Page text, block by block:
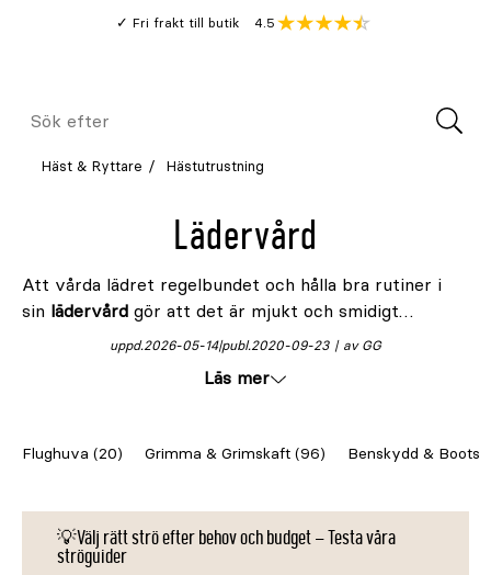
Fri frakt till butik
Genomsnitt
4.5
Meny
Sök
Häst & Ryttare Hästutrustning
Lädervård
Att vårda lädret regelbundet och hålla bra rutiner i
sin lädervård gör att det är mjukt och smidigt
samtidigt som det håller längre och behåller sin finish
i läder är det extra viktigt att ta
publ.2020-09-23
uppd.2026-05-14 av GG
Läs mer
Flughuva (20) Grimma & Grimskaft (96) Benskydd & Boots
💡Välj rätt strö efter behov och budget – Testa våra
ströguider